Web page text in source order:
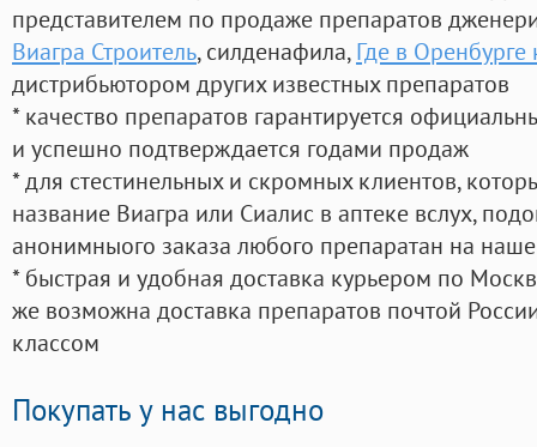
представителем по продаже препаратов
Виагра Строитель, силденафила, Где в Оренбурге
дистрибьютором других известных препаратов
* качество препаратов гарантируется
и успешно подтверждается годами продаж
* для стестинельных и скромных клиентов,
название Виагра или Сиалис в аптеке вслух,
анонимныого заказа любого препаратан на
* быстрая и удобная доставка курьером по
же возможна доставка препаратов почтой
классом
Покупать у нас выгодно